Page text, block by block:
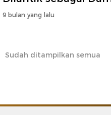
9 bulan yang lalu
Sudah ditampilkan semua